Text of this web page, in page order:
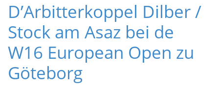
D’Arbitterkoppel Dilber /
Stock am Asaz bei de
W16 European Open zu
Göteborg